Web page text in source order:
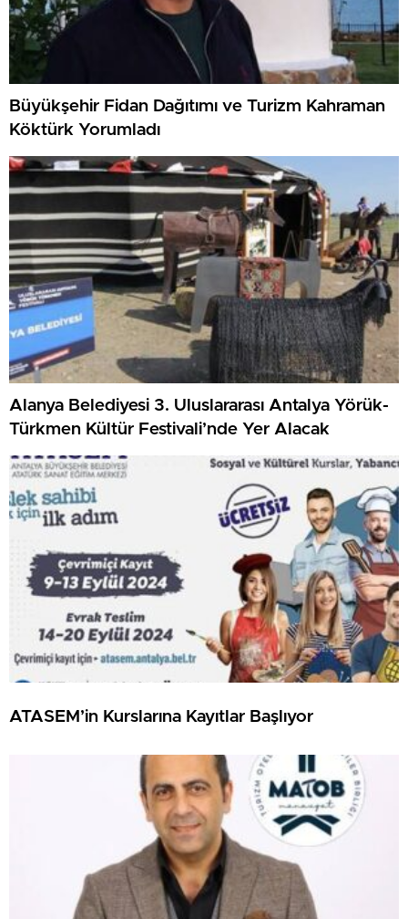
Büyükşehir Fidan Dağıtımı ve Turizm Kahraman
Köktürk Yorumladı
Alanya Belediyesi 3. Uluslararası Antalya Yörük-
Türkmen Kültür Festivali’nde Yer Alacak
ATASEM’in Kurslarına Kayıtlar Başlıyor